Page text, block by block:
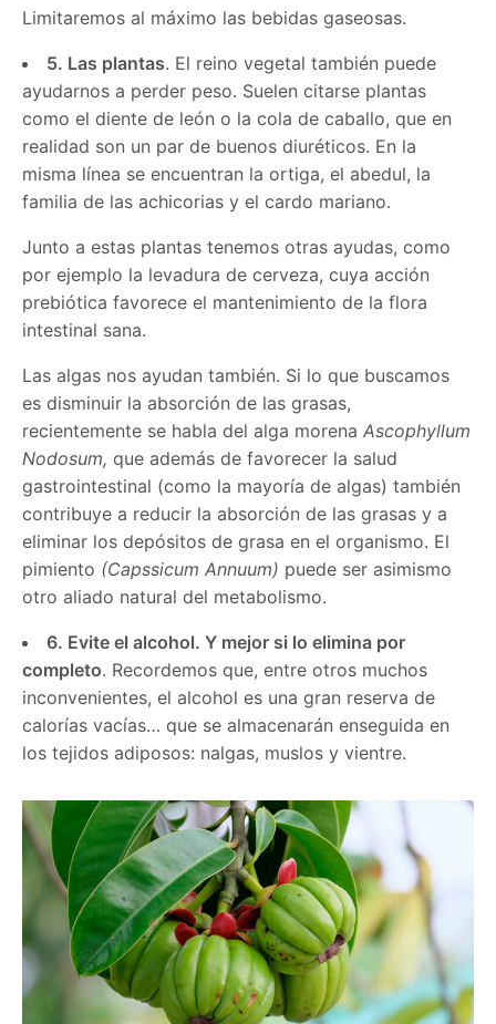
Limitaremos al máximo las bebidas gaseosas.
5. Las plantas. El reino vegetal también puede
ayudarnos a perder peso. Suelen citarse plantas
como el diente de león o la cola de caballo, que en
realidad son un par de buenos diuréticos. En la
misma línea se encuentran la ortiga, el abedul, la
familia de las achicorias y el cardo mariano.
Junto a estas plantas tenemos otras ayudas, como
por ejemplo la levadura de cerveza, cuya acción
prebiótica favorece el mantenimiento de la flora
intestinal sana.
Las algas nos ayudan también. Si lo que buscamos
es disminuir la absorción de las grasas,
recientemente se habla del alga morenaAscophyllum
Nodosum,que además de favorecer la salud
gastrointestinal (como la mayoría de algas) también
contribuye a reducir la absorción de las grasas y a
eliminar los depósitos de grasa en el organismo. El
pimiento (Capssicum Annuum) puede ser asimismo
otro aliado natural del metabolismo.
6. Evite el alcohol. Y mejor si lo elimina por
completo. Recordemos que, entre otros muchos
inconvenientes, el alcohol es una gran reserva de
calorías vacías… que se almacenarán enseguida en
los tejidos adiposos: nalgas, muslos y vientre.